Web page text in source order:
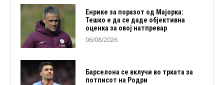
Енрике за поразот од Мајорка:
Тешко е да се даде објективна
оценка за овој натпревар
06/08/2026
Барселона се вклучи во трката за
потписот на Родри